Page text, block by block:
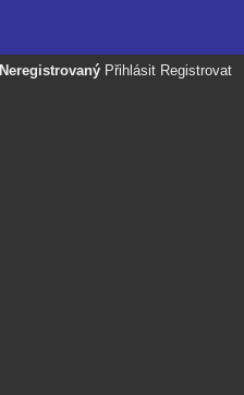
Neregistrovaný Přihlásit Registrovat